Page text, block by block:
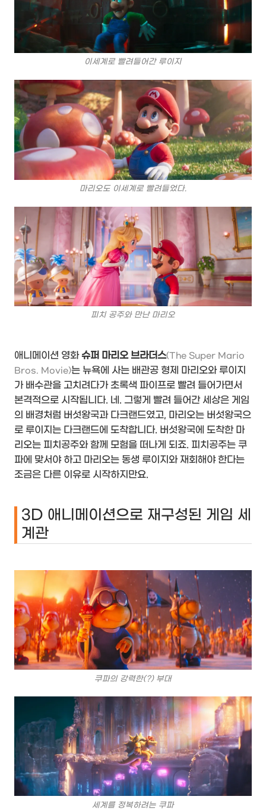
이세계로 빨려들어간 루이지
마리오도 이세계로 빨려들었다.
피치 공주와 만난 마리오
애니메이션 영화슈퍼 마리오 브라더스(The Super Mario
Bros. Movie)는 뉴욕에 사는 배관공 형제 마리오와 루이지
가 배수관을 고치려다가 초록색 파이프로 빨려 들어가면서
본격적으로 시작됩니다. 네. 그렇게 빨려 들어간 세상은 게임
의 배경처럼 버섯왕국과 다크랜드였고, 마리오는 버섯왕국으
로 루이지는 다크랜드에 도착합니다. 버섯왕국에 도착한 마
리오는 피치공주와 함께 모험을 떠나게 되죠. 피치공주는 쿠
파에 맞서야 하고 마리오는 동생 루이지와 재회해야 한다는
조금은 다른 이유로 시작하지만요.
3D 애니메이션으로 재구성된 게임 세
계관
쿠파의 강력한(?) 부대
세계를 정복하려는 쿠파